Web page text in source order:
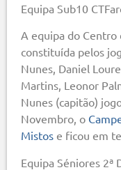
Equipa Sub10
A equipa do Centro
constituída pelos
Nunes, Daniel
Martins, Leonor
Nunes (capitão)
Novembro, o
Mistos e ficou em
Equipa Séniores 2ª